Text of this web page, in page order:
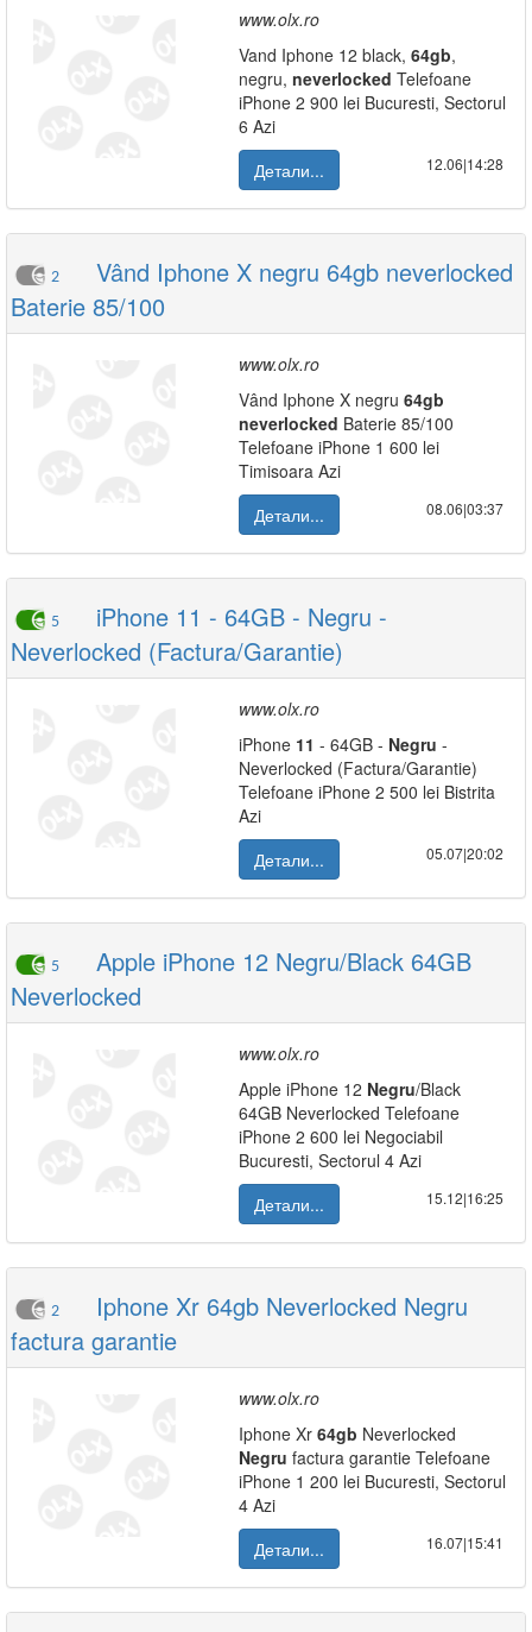
www.olx.ro
Vand Iphone 12 black, 64gb,
negru, neverlocked Telefoane
iPhone 2 900 lei Bucuresti, Sectorul
6 Azi
Детали...
12.06|14:28
2
Vând Iphone X negru 64gb neverlocked
Baterie 85/100
www.olx.ro
Vând Iphone X negru 64gb
neverlocked Baterie 85/100
Telefoane iPhone 1 600 lei
Timisoara Azi
Детали...
08.06|03:37
5
iPhone 11 - 64GB - Negru -
Neverlocked (Factura/Garantie)
www.olx.ro
iPhone 11 - 64GB - Negru -
Neverlocked (Factura/Garantie)
Telefoane iPhone 2 500 lei Bistrita
Azi
Детали...
05.07|20:02
5
Apple iPhone 12 Negru/Black 64GB
Neverlocked
www.olx.ro
Apple iPhone 12 Negru/Black
64GB Neverlocked Telefoane
iPhone 2 600 lei Negociabil
Bucuresti, Sectorul 4 Azi
Детали...
15.12|16:25
2
Iphone Xr 64gb Neverlocked Negru
factura garantie
www.olx.ro
Iphone Xr 64gb Neverlocked
Negru factura garantie Telefoane
iPhone 1 200 lei Bucuresti, Sectorul
4 Azi
Детали...
16.07|15:41